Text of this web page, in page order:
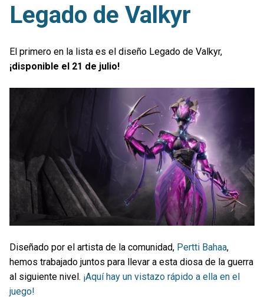
Legado de Valkyr
El primero en la lista es el diseño Legado de Valkyr,
¡disponible el 21 de julio!
Diseñado por el artista de la comunidad, Pertti Bahaa,
hemos trabajado juntos para llevar a esta diosa de la guerra
al siguiente nivel. ¡Aquí hay un vistazo rápido a ella en el
juego!